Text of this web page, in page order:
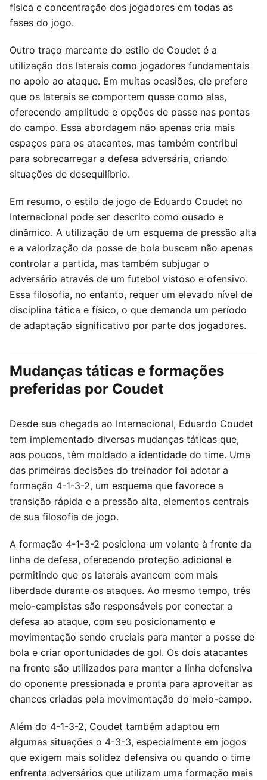
física e concentração dos jogadores em todas as
fases do jogo.
Outro traço marcante do estilo de Coudet é a
utilização dos laterais como jogadores fundamentais
no apoio ao ataque. Em muitas ocasiões, ele prefere
que os laterais se comportem quase como alas,
oferecendo amplitude e opções de passe nas pontas
do campo. Essa abordagem não apenas cria mais
espaços para os atacantes, mas também contribui
para sobrecarregar a defesa adversária, criando
situações de desequilíbrio.
Em resumo, o estilo de jogo de Eduardo Coudet no
Internacional pode ser descrito como ousado e
dinâmico. A utilização de um esquema de pressão alta
e a valorização da posse de bola buscam não apenas
controlar a partida, mas também subjugar o
adversário através de um futebol vistoso e ofensivo.
Essa filosofia, no entanto, requer um elevado nível de
disciplina tática e físico, o que demanda um período
de adaptação significativo por parte dos jogadores.
Mudanças táticas e formações
preferidas por Coudet
Desde sua chegada ao Internacional, Eduardo Coudet
tem implementado diversas mudanças táticas que,
aos poucos, têm moldado a identidade do time. Uma
das primeiras decisões do treinador foi adotar a
formação 4-1-3-2, um esquema que favorece a
transição rápida e a pressão alta, elementos centrais
de sua filosofia de jogo.
A formação 4-1-3-2 posiciona um volante à frente da
linha de defesa, oferecendo proteção adicional e
permitindo que os laterais avancem com mais
liberdade durante os ataques. Ao mesmo tempo, três
meio-campistas são responsáveis por conectar a
defesa ao ataque, com seu posicionamento e
movimentação sendo cruciais para manter a posse de
bola e criar oportunidades de gol. Os dois atacantes
na frente são utilizados para manter a linha defensiva
do oponente pressionada e pronta para aproveitar as
chances criadas pela movimentação do meio-campo.
Além do 4-1-3-2, Coudet também adaptou em
algumas situações o 4-3-3, especialmente em jogos
que exigem mais solidez defensiva ou quando o time
enfrenta adversários que utilizam uma formação mais